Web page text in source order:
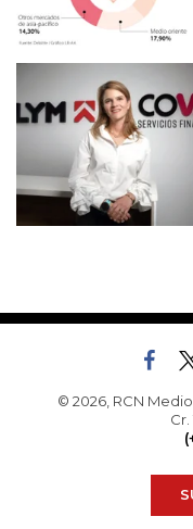
© 2026, RCN